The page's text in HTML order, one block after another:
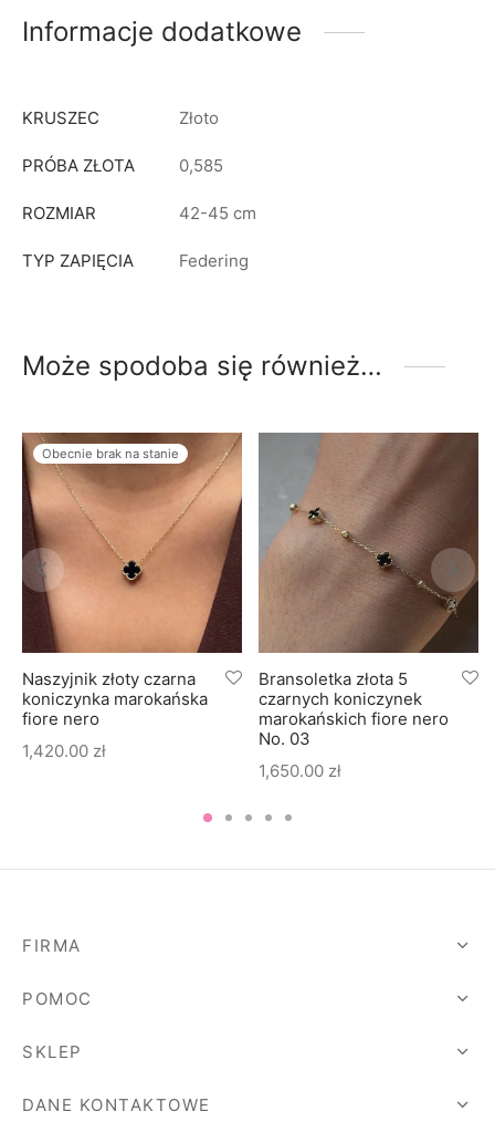
Informacje dodatkowe
KRUSZEC Złoto
PRÓBA ZŁOTA 0,585
ROZMIAR 42-45 cm
TYP ZAPIĘCIA Federing
Może spodoba się również…
Obecnie brak na stanie
Naszyjnik złoty czarna
koniczynka marokańska
fiore nero
1,420.00 zł
Bransoletka złota 5
czarnych koniczynek
marokańskich fiore nero
No. 03
1,650.00 zł
DANE KONTAKTOWE
POMOC
SKLEP
FIRMA